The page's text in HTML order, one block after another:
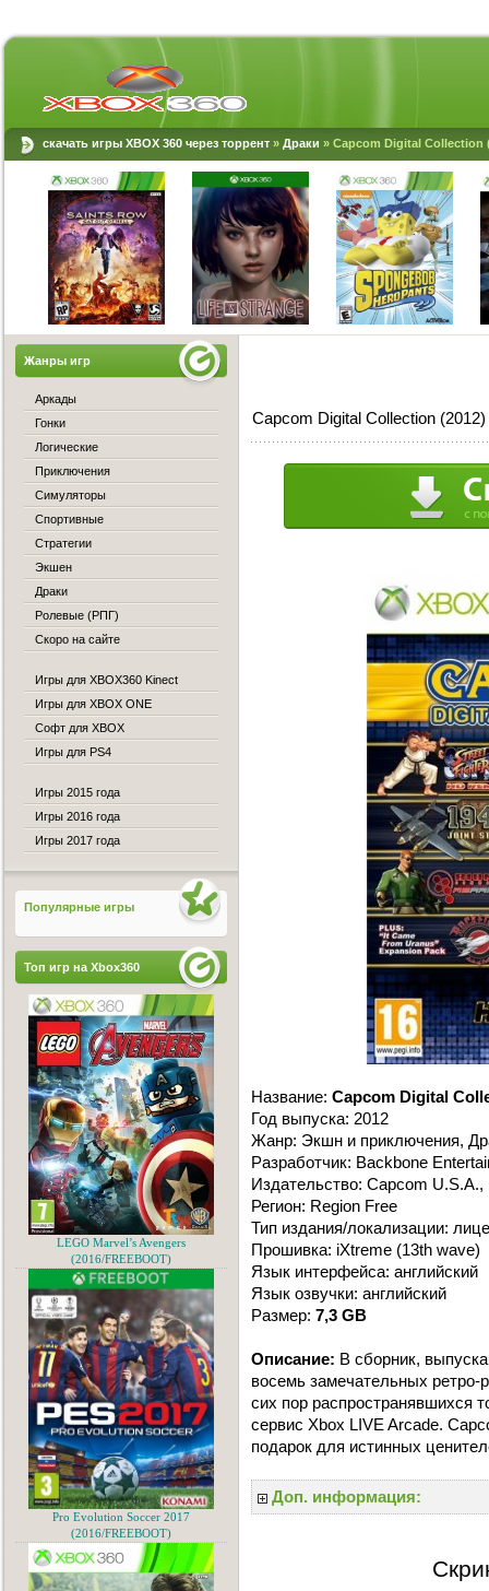
скачать игры XBOX 360 через торрент » Драки » Capcom Digital Collection
Capcom Digital Collection
Название: Capcom Digital
Год выпуска: 2012
Жанр: Экшн и приключения,
Разработчик: Backbone
Издательство: Capcom U.S.A.,
Регион: Region Free
Тип издания/локализации:
Прошивка: iXtreme (13th wave)
Язык интерфейса: английский
Язык озвучки: английский
Размер: 7,3 GB
Описание: В сборник,
восемь замечательных ретро-
сих пор распространявшихся
сервис Xbox LIVE Arcade.
подарок для истинных
Доп. информация:
Жанры игр
Аркады
Гонки
Логические
Приключения
Симуляторы
Спортивные
Стратегии
Экшен
Драки
Ролевые (РПГ)
Скоро на сайте
Игры для XBOX360 Kinect
Игры для XBOX ONE
Софт для XBOX
Игры для PS4
Игры 2015 года
Игры 2016 года
Игры 2017 года
Популярные игры
Топ игр на Xbox360
LEGO Marvel’s Avengers
(2016/FREEBOOT)
Pro Evolution Soccer 2017
(2016/FREEBOOT)